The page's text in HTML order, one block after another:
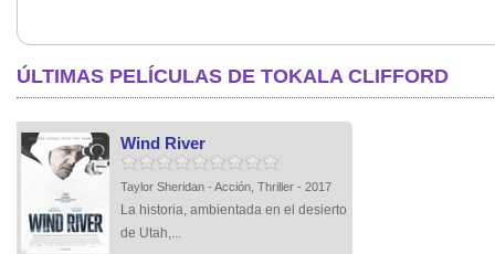
ÚLTIMAS PELÍCULAS DE TOKALA CLIFFORD
Wind River
Taylor Sheridan - Acción, Thriller - 2017
La historia, ambientada en el desierto
de Utah,...